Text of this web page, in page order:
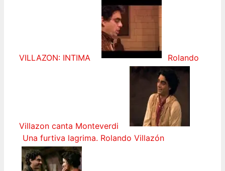
VILLAZON: INTIMA Rolando
Villazon canta Monteverdi
Una furtiva lagrima. Rolando Villazón